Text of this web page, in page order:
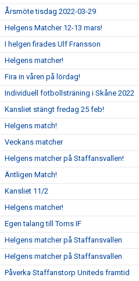
Årsmöte tisdag 2022-03-29
Helgens Matcher 12-13 mars!
I helgen firades Ulf Fransson
Helgens matcher!
Fira in våren på lördag!
Individuell fotbollsträning i Skåne 2022
Kansliet stängt fredag 25 feb!
Helgens match!
Veckans matcher
Helgens matcher på Staffansvallen!
Äntligen Match!
Kansliet 11/2
Helgens matcher!
Egen talang till Torns IF
Helgens matcher på Staffansvallen
Helgens matcher på Staffansvallen
Påverka Staffanstorp Uniteds framtid